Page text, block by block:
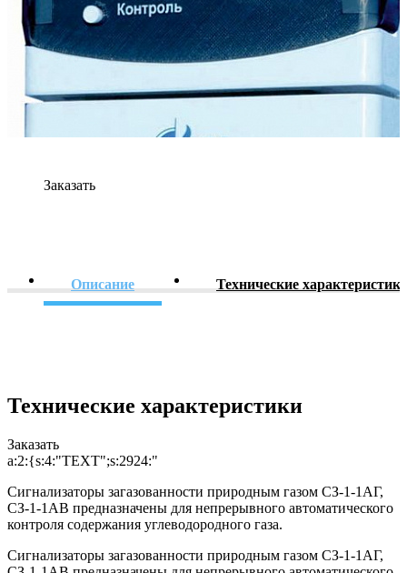
Заказать
Описание Технические
Технические характеристики
Заказать
a:2:{s:4:"TEXT";s:2924:"
Сигнализаторы загазованности природным газом СЗ-1-1АГ,
СЗ-1-1АВ предназначены для непрерывного автоматического
контроля содержания углеводородного газа.
Сигнализаторы загазованности природным газом СЗ-1-1АГ,